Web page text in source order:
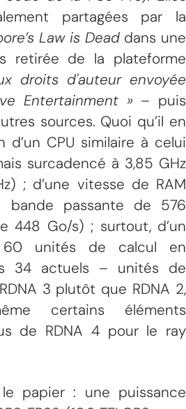
partagées par la
Law is Deaddans une
retirée de la plateforme
droits d'auteur envoyée
Entertainment »– puis
sources. Quoi qu’il en
CPU similaire à celui
surcadencé à 3,85 GHz
; d’une vitesse de RAM
bande passante de 576
448 Go/s) ; surtout, d’un
unités de calcul en
34 actuels – unités de
3 plutôt que RDNA 2,
certains éléments
de RDNA 4 pour le ray
papier : une puissance